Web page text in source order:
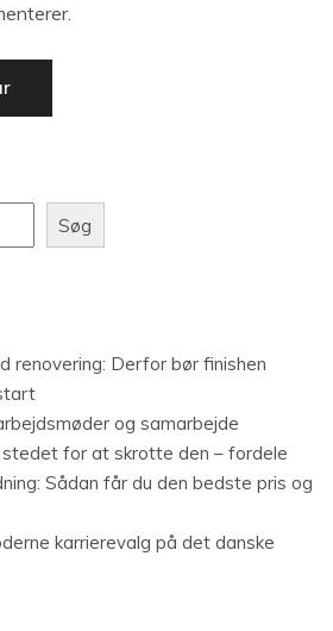
Søg
renovering: Derfor bør finishen
og samarbejde
for at skrotte den – fordele
Sådan får du den bedste pris og
karrierevalg på det danske